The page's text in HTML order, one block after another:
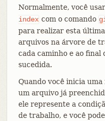
Normalmente, você
index com o comando
para realizar esta
arquivos na árvore de
cada caminho e ao final
sucedida.
Quando você inicia
um arquivo já
ele represente a
de trabalho, e você